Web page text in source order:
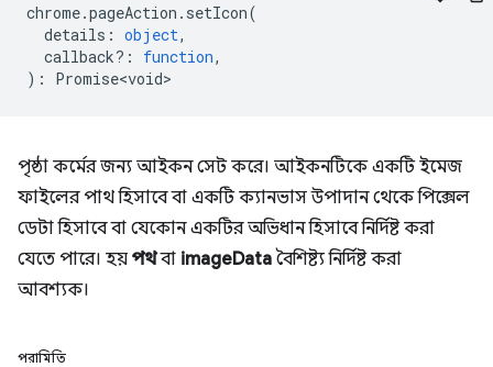
chrome.pageAction . setIcon(
details : object,
callback? : function,
) : Promise<void>
পৃষ্ঠা কর্মের জন্য আইকন সেট করে। আইকনটিকে একটি ইমেজ
ফাইলের পাথ হিসাবে বা একটি ক্যানভাস উপাদান থেকে পিক্সেল
ডেটা হিসাবে বা যেকোন একটির অভিধান হিসাবে নির্দিষ্ট করা
যেতে পারে। হয় পথবা imageData বৈশিষ্ট্য নির্দিষ্ট করা
আবশ্যক।
পরামিতি